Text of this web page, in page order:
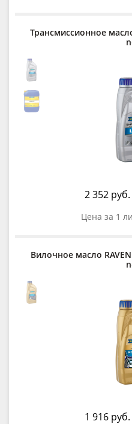
Трансмиссионное
2 352 руб.
Цена за 1
Вилочное масло
1 916 руб.